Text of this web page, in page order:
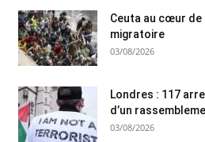
Ceuta au cœur de
migratoire
03/08/2026
Londres : 117
d’un
03/08/2026